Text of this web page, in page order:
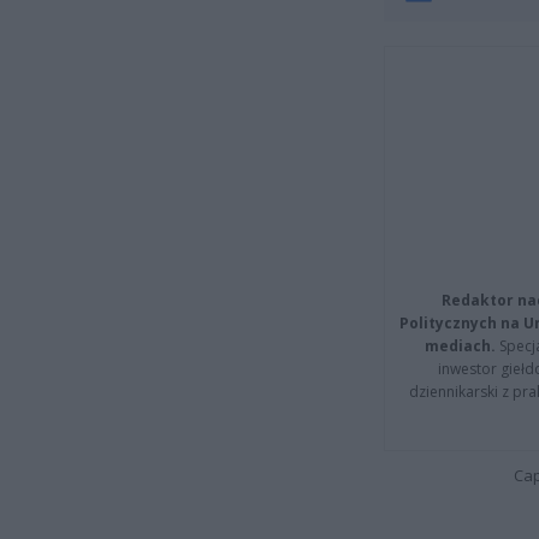
Redaktor
Politycznych na
mediach.
inwestor
dziennikarski z